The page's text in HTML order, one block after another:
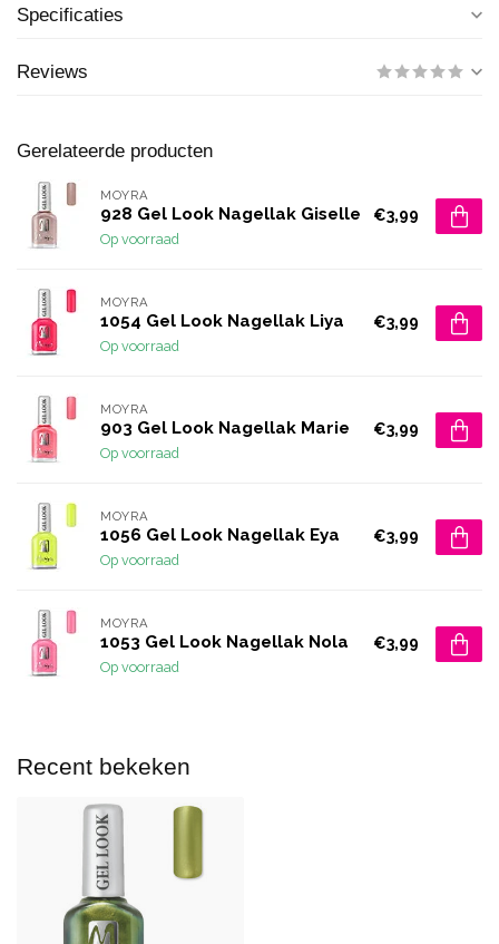
Specificaties
Reviews
Gerelateerde producten
MOYRA
928 Gel Look Nagellak Giselle
Op voorraad
€3,99
MOYRA
1054 Gel Look Nagellak Liya
Op voorraad
€3,99
MOYRA
903 Gel Look Nagellak Marie
Op voorraad
€3,99
MOYRA
1056 Gel Look Nagellak Eya
Op voorraad
€3,99
MOYRA
1053 Gel Look Nagellak Nola
Op voorraad
€3,99
Recent bekeken